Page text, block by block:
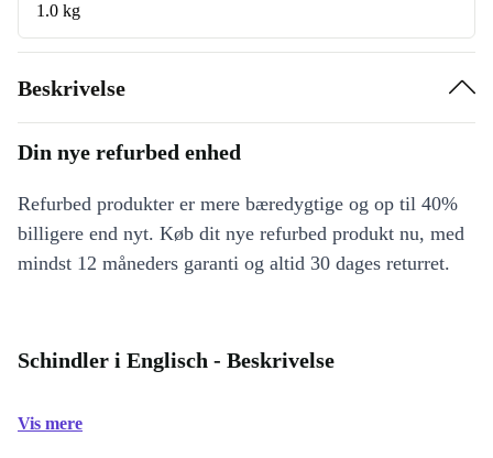
1.0 kg
Beskrivelse
Din nye refurbed enhed
Refurbed produkter er mere bæredygtige og op til 40%
billigere end nyt. Køb dit nye refurbed produkt nu, med
mindst 12 måneders garanti og altid 30 dages returret.
Schindler i Englisch - Beskrivelse
Vis mere